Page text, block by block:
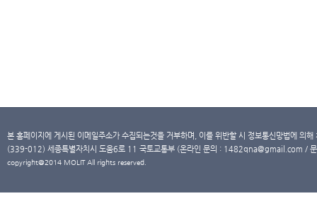
본 홈페이지에 게시된 이메일주소가 수집되는것을 거부하며, 이를 위반할 시 정보통신망법에 의
(339-012) 세종특별자치시 도움6로 11 국토교통부 (온라인 문의 : 1482qna@gmail.com /
copyright@2014 MOLIT All rights reserved.